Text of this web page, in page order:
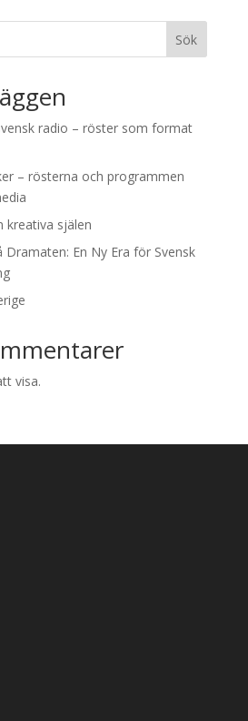
Sök
radio – röster som format
– rösterna och programmen
kreativa själen
En Ny Era för Svensk
visa.